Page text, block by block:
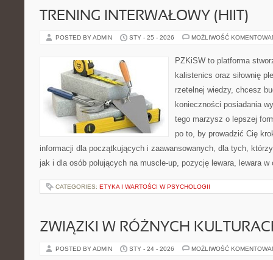
TRENING INTERWAŁOWY (HIIT)
POSTED BY ADMIN STY - 25 - 2026 MOŻLIWOŚĆ
PZKiSW to platforma
kalistenics oraz siłownię
rzetelnej wiedzy, chcesz
konieczności posiadania
tego marzysz o lepszej
po to, by prowadzić Cię
informacji dla początkujących i zaawansowanych, dla tych,
jak i dla osób polujących na muscle-up, pozycję lewara, lewara
CATEGORIES: ETYKA I WARTOŚCI W PSYCHOLOGII
ZWIĄZKI W RÓŻNYCH
POSTED BY ADMIN STY - 24 - 2026 MOŻLIWOŚĆ